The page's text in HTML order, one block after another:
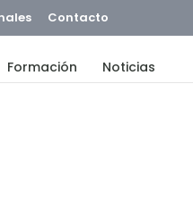
Contacto
Formación Noticias